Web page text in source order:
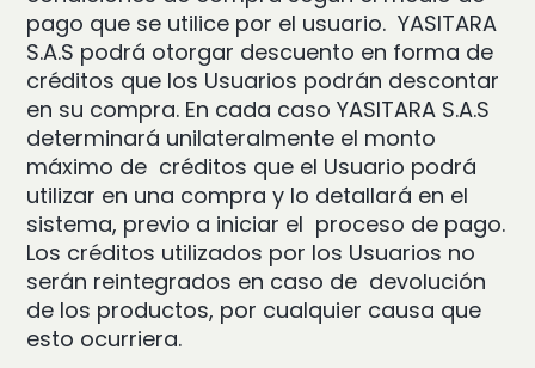
pago que se utilice por el usuario. YASITARA
S.A.S podrá otorgar descuento en forma de
créditos que los Usuarios podrán descontar
en su compra. En cada caso YASITARA S.A.S
determinará unilateralmente el monto
máximo de créditos que el Usuario podrá
utilizar en una compra y lo detallará en el
sistema, previo a iniciar el proceso de pago.
Los créditos utilizados por los Usuarios no
serán reintegrados en caso de devolución
de los productos, por cualquier causa que
esto ocurriera.